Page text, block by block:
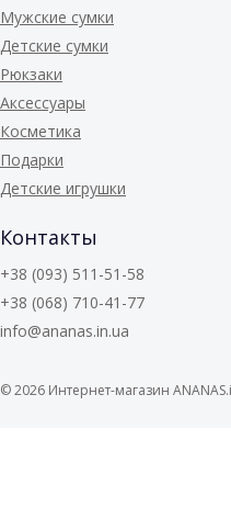
Мужские сумки
Детские сумки
Рюкзаки
Аксессуары
Косметика
Подарки
Детские игрушки
Контакты
+38 (093) 511-51-58
+38 (068) 710-41-77
info@ananas.in.ua
© 2026 Интернет-магазин